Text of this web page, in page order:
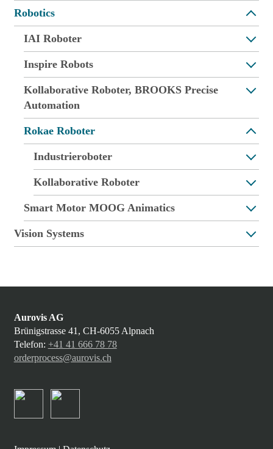
Robotics
IAI Roboter
Inspire Robots
Kollaborative Roboter, BROOKS Precise
Automation
Rokae Roboter
Industrieroboter
Kollaborative Roboter
Smart Motor MOOG Animatics
Vision Systems
Aurovis AG
Brünigstrasse 41, CH-6055 Alpnach
Telefon: +41 41 666 78 78
orderprocess@aurovis.ch